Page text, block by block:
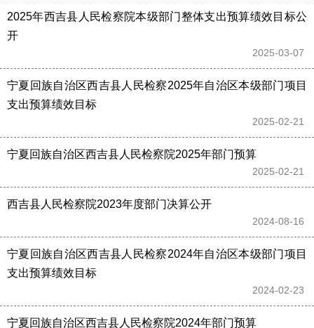
2025年西吉县人民检察院本级部门整体支出预算绩效目标公
开
2025-03-07
宁夏回族自治区西吉县人民检察2025年自治区本级部门项目
支出预算绩效目标
2025-02-21
宁夏回族自治区西吉县人民检察院2025年部门预算
2025-02-21
西吉县人民检察院2023年度部门决算公开
2024-08-16
宁夏回族自治区西吉县人民检察2024年自治区本级部门项目
支出预算绩效目标
2024-02-23
宁夏回族自治区西吉县人民检察院2024年部门预算